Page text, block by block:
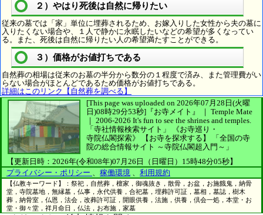
２）やはり死後は自然に帰りたい
従来の墓では「家」単位に埋葬されるため、お嫁入りした女性から夫の墓に
入りたくない場合や、１人で静かに永眠したいなどの希望が多くなってい
る。また、死後は自然に帰りたい人の希望満たすことができる。
３）価格がお値打ちである
自然葬の相場は従来のお墓の半分から数分の１程度で済み、また管理費がい
らない場合がほとんどであるため価格がお値打ちである。
詳細はこのリンク【自然葬を調べる】
[This page was uploaded on 2026年07月28日(火曜
日)08時29分53秒] 『お寺メイト』 ｜ Temple Mate
｜ 2006-2026 It's fun to see the shrines and temples.
「寺社情報検索サイト」
《お寺巡り・
寺院仏閣探索》
【お寺を探求する】
「全国の寺
院の総合情報サイト ～寺院仏閣超入門～」
【更新日時：2026年(令和08年)07月26日（日曜日）15時48分05秒】
プライバシー・ポリシー
稼働環境 利用規約
【仏教キーワード】：祭祀，自然葬，檀家，御魂抜き，散骨，お盆，お施餓鬼，納骨
堂，寺院墓地，無縁墓，仏事，永代供養，合祀墓，埋葬許可証，墓相，墓誌，樹木
葬，納骨室，仏恩，法会，改葬許可証，開眼供養，法施，供養，倶会一処，本堂・お
堂・御々堂，祥月命日，仏法，お布施，家墓